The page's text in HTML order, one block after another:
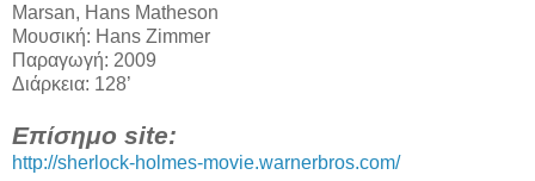
Marsan, Hans Matheson
Μουσική: Hans Zimmer
Παραγωγή: 2009
Διάρκεια: 128’
Επίσημο site:
http://sherlock-holmes-movie.warnerbros.com/